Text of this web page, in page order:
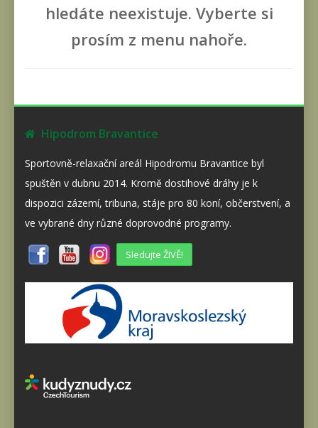
hledáte neexistuje. Vyberte si
prosím z menu nahoře.
Hipodrom Bravantice
Sportovně-relaxační areál Hipodromu Bravantice byl
spuštěn v dubnu 2014. Kromě dostihové dráhy je k
dispozici zázemí, tribuna, stáje pro 80 koní, občerstvení, a
ve vybrané dny různé doprovodné programy.
Sledujte ŽIVĚ!